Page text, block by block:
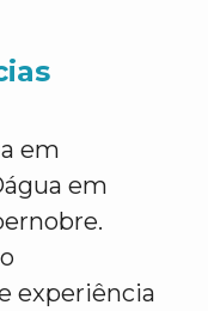
em
em
experiência